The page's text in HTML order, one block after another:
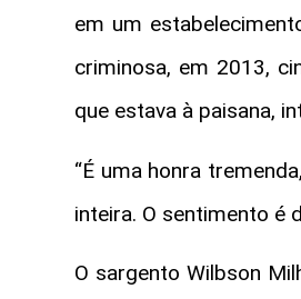
em um
criminosa, em 2013,
que estava à paisana,
“É uma honra
inteira. O sentimento é
O sargento Wilbson